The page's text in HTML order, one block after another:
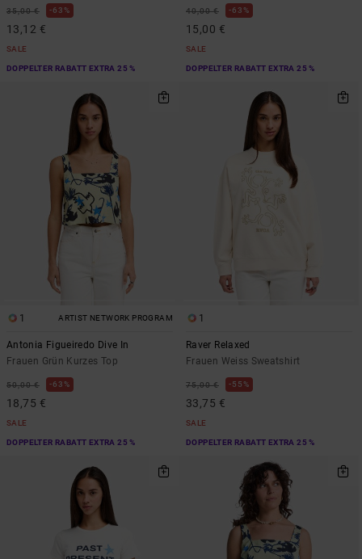
35,00 € 63%
13,12 €
SALE
DOPPELTER RABATT EXTRA 25 %
40,00 € 63%
15,00 €
SALE
DOPPELTER RABATT EXTRA 25 %
1 ARTIST NETWORK PROGRAM
Antonia Figueiredo Dive In
Frauen Grün Kurzes Top
50,00 € 63%
18,75 €
SALE
DOPPELTER RABATT EXTRA 25 %
1
Raver Relaxed
Frauen Weiss Sweatshirt
75,00 € 55%
33,75 €
SALE
DOPPELTER RABATT EXTRA 25 %